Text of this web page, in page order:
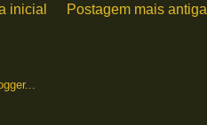
Postagem mais antiga
inicial